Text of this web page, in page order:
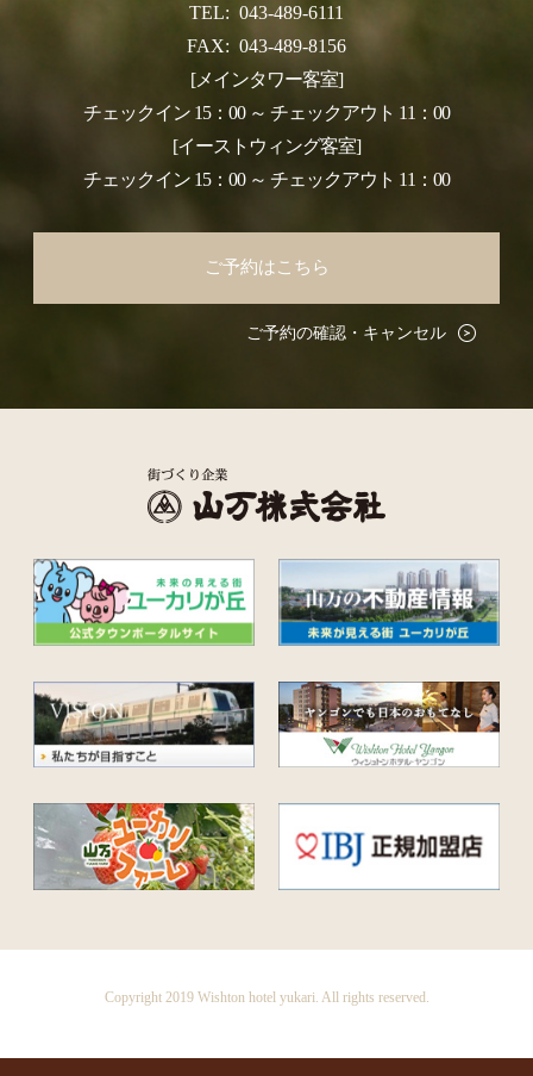
TEL: 043-489-6111
FAX: 043-489-8156
[メインタワー客室]
チェックイン 15：00 ～ チェックアウト 11：00
[イーストウィング客室]
チェックイン 15：00 ～ チェックアウト 11：00
ご予約はこちら
ご予約の確認・キャンセル
Copyright 2019 Wishton hotel yukari. All rights reserved.